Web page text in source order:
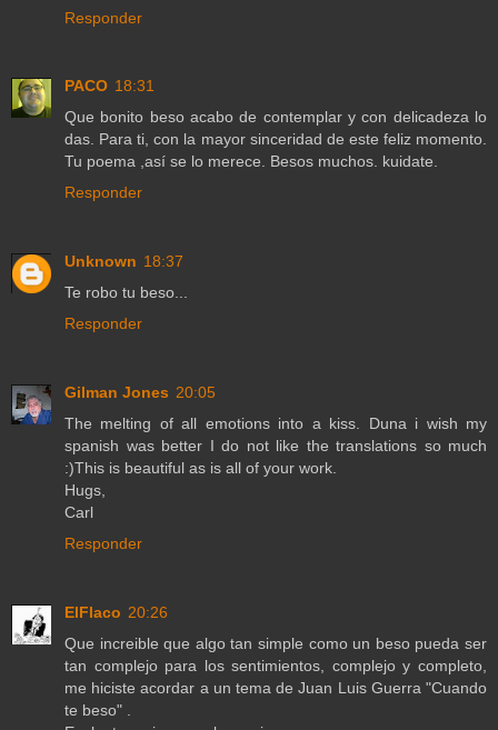
Responder
PACO 18:31
Que bonito beso acabo de contemplar y con delicadeza lo
das. Para ti, con la mayor sinceridad de este feliz momento.
Tu poema ,así se lo merece. Besos muchos. kuidate.
Responder
Unknown 18:37
Te robo tu beso...
Responder
Gilman Jones 20:05
The melting of all emotions into a kiss. Duna i wish my
spanish was better I do not like the translations so much
:)This is beautiful as is all of your work.
Hugs,
Carl
Responder
ElFlaco 20:26
Que increible que algo tan simple como un beso pueda ser
tan complejo para los sentimientos, complejo y completo,
me hiciste acordar a un tema de Juan Luis Guerra "Cuando
te beso" .